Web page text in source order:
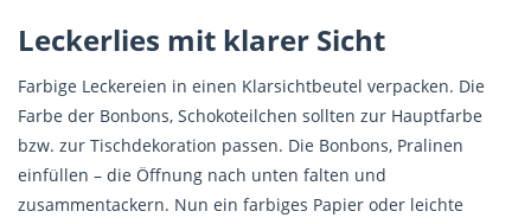
Leckerlies mit klarer Sicht
Farbige Leckereien in einen Klarsichtbeutel verpacken. Die
Farbe der Bonbons, Schokoteilchen sollten zur Hauptfarbe
bzw. zur Tischdekoration passen. Die Bonbons, Pralinen
einfüllen – die Öffnung nach unten falten und
zusammentackern. Nun ein farbiges Papier oder leichte